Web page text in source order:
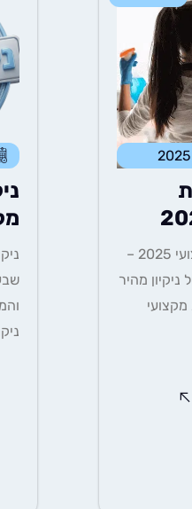
ניקוי חלונות מקצועי 2025 –
מהיר
מקצועי